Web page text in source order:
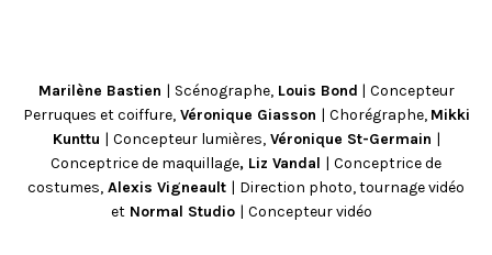
Marilène Bastien | Scénographe,Louis Bond | Concepteur
Perruques et coiffure,Véronique Giasson | Chorégraphe, Mikki
Kunttu | Concepteur lumières,Véronique St-Germain |
Conceptrice de maquillage, Liz Vandal | Conceptrice de
costumes, Alexis Vigneault | Direction photo, tournage vidéo
et Normal Studio | Concepteur vidéo